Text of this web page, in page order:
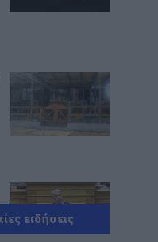
ειδήσεις